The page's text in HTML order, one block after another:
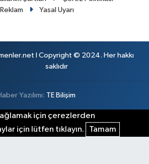
Reklam Yasal Uyarı
I Copyright © 2024. Her hakkı
saklıdır
Yazılımı: TE Bilişim
için çerezlerden
için lütfen tıklayın.
Tamam